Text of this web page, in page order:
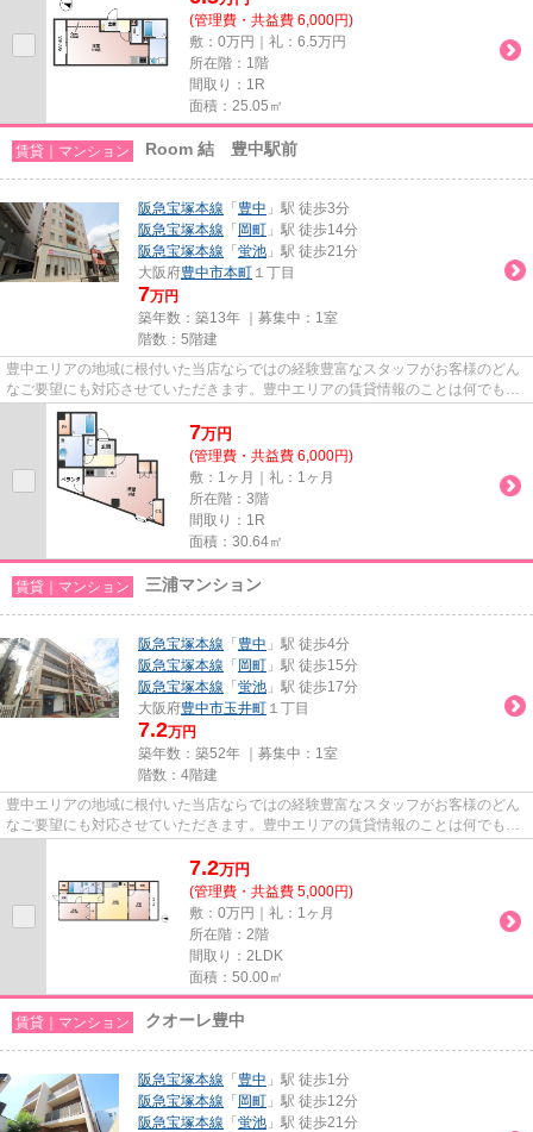
(管理費・共益費 6,000円)
敷：0万円｜礼：6.5万円
所在階：1階
間取り：1R
面積：25.05㎡
賃貸｜マンション Room 結 豊中駅前
阪急宝塚本線 「 豊中 」駅 徒歩3分
阪急宝塚本線 「 岡町 」駅 徒歩14分
阪急宝塚本線 「 蛍池 」駅 徒歩21分
大阪府豊中市本町 １丁目
7万円
築年数：築13年 ｜募集中： 1室
階数：5階建
豊中エリアの地域に根付いた当店ならではの経験豊富なスタッフがお客様のどん
なご要望にも対応させていただきます。豊中エリアの賃貸情報のことは何でもお
気軽にご相談ください。一生...
7万円
(管理費・共益費 6,000円)
敷：1ヶ月｜礼：1ヶ月
所在階：3階
間取り：1R
面積：30.64㎡
賃貸｜マンション 三浦マンション
阪急宝塚本線 「 豊中 」駅 徒歩4分
阪急宝塚本線 「 岡町 」駅 徒歩15分
阪急宝塚本線 「 蛍池 」駅 徒歩17分
大阪府豊中市玉井町 １丁目
7.2万円
築年数：築52年 ｜募集中： 1室
階数：4階建
豊中エリアの地域に根付いた当店ならではの経験豊富なスタッフがお客様のどん
なご要望にも対応させていただきます。豊中エリアの賃貸情報のことは何でもお
7.2万円
(管理費・共益費 5,000円)
敷：0万円｜礼：1ヶ月
所在階：2階
間取り：2LDK
面積：50.00㎡
賃貸｜マンション クオーレ豊中
阪急宝塚本線 「 豊中 」駅 徒歩1分
阪急宝塚本線 「 岡町 」駅 徒歩12分
阪急宝塚本線 「 蛍池 」駅 徒歩21分